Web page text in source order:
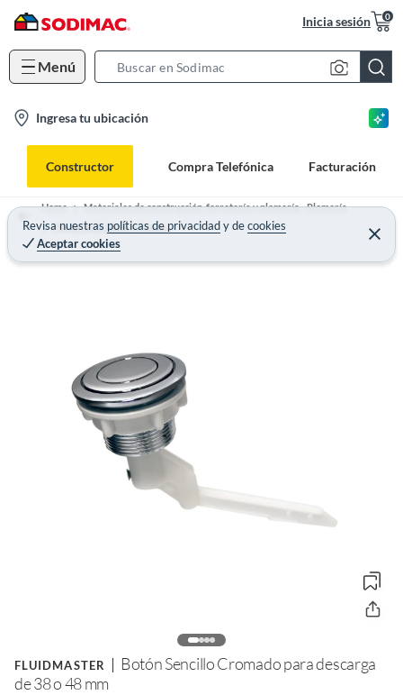
Inicia sesión 0
Menú
c
B
a
n
Ingresa tu ubicación
Constructor Compra Telefónica Facturación
Revisa nuestras políticas de privacidadydecookies
Aceptar cookies
Home
Materiales de construcción, ferretería y plomería - Plomería
Plomería de Baño y Cocina
FLUIDMASTER
Botón Sencillo Cromado para descarga
de 38 o 48 mm